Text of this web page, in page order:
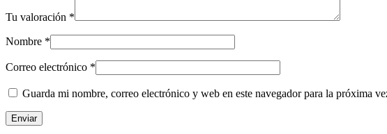
Tu valoración *
Nombre *
Correo electrónico *
Guarda mi nombre, correo electrónico y web en este navegador para la próxima